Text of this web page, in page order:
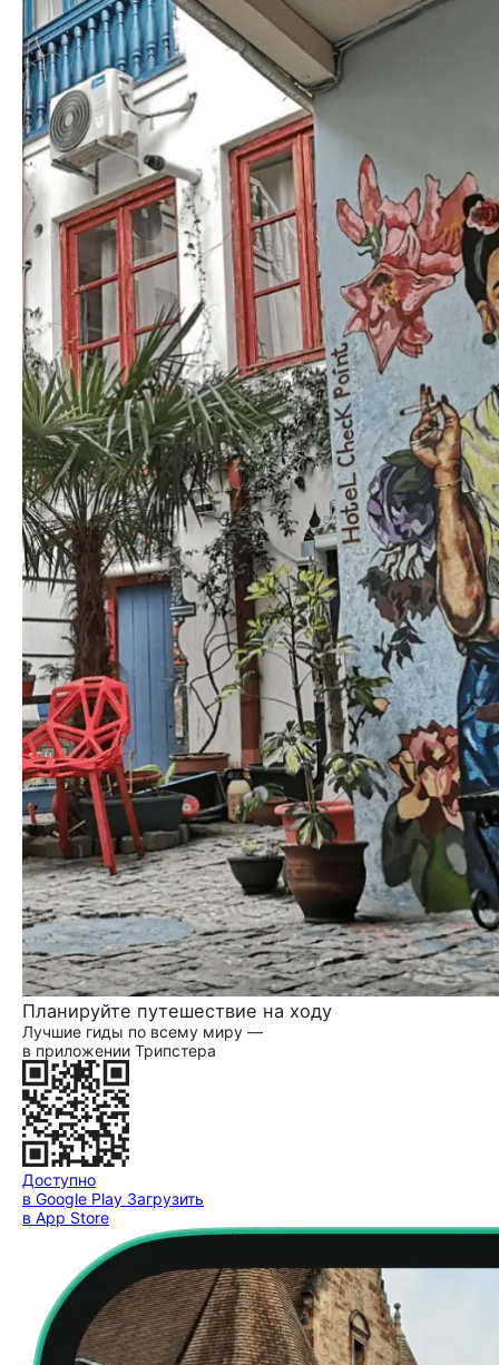
Планируйте путешествие на ходу
Лучшие гиды по всему миру —
в приложении Трипстера
Доступно
в Google Play Загрузить
в App Store